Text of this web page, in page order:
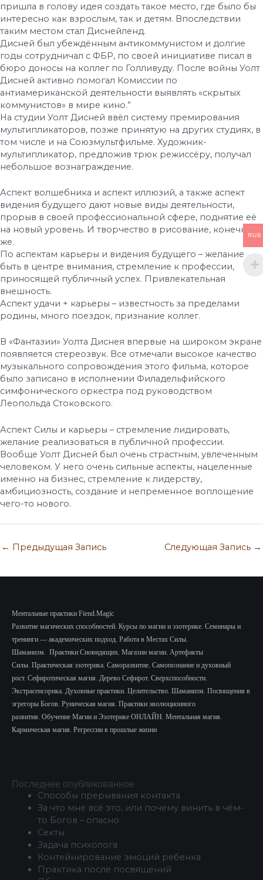
пришла в голову идея создать такое место, где было бы
интересно как взрослым, так и детям. Впоследствии
таким местом стал Диснейленд.
Дисней был убеждённым антикоммунистом и долгие
годы сотрудничал с ФБР, по своей инициативе писал в
бюро доносы на коллег по Голливуду. После войны Уолт
Дисней активно помогал Комиссии по
антиамериканской деятельности выявлять «скрытых
коммунистов» в мире кино.”
На студии Уолт Дисней ввёл систему премирования
мультипликаторов, позже принятую на других студиях, в
том числе и на Союзмультфильме. Художник-
мультипликатор, предложив трюк режиссёру, получал
небольшое вознаграждение.
Аспект волшебника и аспект иллюзий, а также аспект
видения будущего дают новые виды деятельности,
прорыв в своей профессиональной сфере, поднятие её
на новый уровень. И творчество в рисование, конечно
же.
По аспектам карьеры и видения будущего – желание
быть в центре внимания, стремление к профессии,
приносящей публичный успех. Привлекательная
внешность.
Аспект удачи + карьеры – известность за пределами
родины, много поездок, признание коллег.
В «Фантазии» Уолта Диснея впервые на широком экране
появляется стереозвук. Все отмечали высокое качество
музыкального сопровождения этого фильма, которое
было записано в исполнении Филадельфийского
симфонического оркестра под руководством
Леопольда Стоковского.
Аспект Силы и карьеры – стремление лидировать,
желание реализоваться в публичной профессии.
Вообще Уолт Дисней был очень страстным, увлеченным
человеком. У него очень сильные аспекты, нацеленные
именно на бизнес, стремление к лидерству,
амбициозность, создание и непременное воплощение
чего-то нового.
← Предыдущая Запись Следующая Запись →
Ментальные практики Fiend.Magic
Развитие магических способностей. Курсы по магии и эзотерике. Семинары и
тренинги — академических подход. Работа в Местах Силы.
Шаманизм. Практики Сновидящих. Магазин магии. Артефакты
Силы. Практическая эзотерика. Саморазвитие. Самопознание и духовный
рост. Сефиротическая магия. Дерево Сефирот. Сверхспособности.
Экстрасенсорика. Духовные практики. Целительство. Шаманизм. Посвящения в
эгрегоры Богов. Руническая магия. Практики эволюционного
развития. Обучение Магии и Эзотерике ОНЛАЙН. Ментальная магия.
Кармическая магия. Регрессии в прошлые жизни
Последнее опубликованное
Способы прерывания контакта
За что мне всё это, или почему винить в чём-
то Богов – опасно
Секты
Задача психолога
Контейнирование эмоций ребенка
Практика после посвящений
RUB